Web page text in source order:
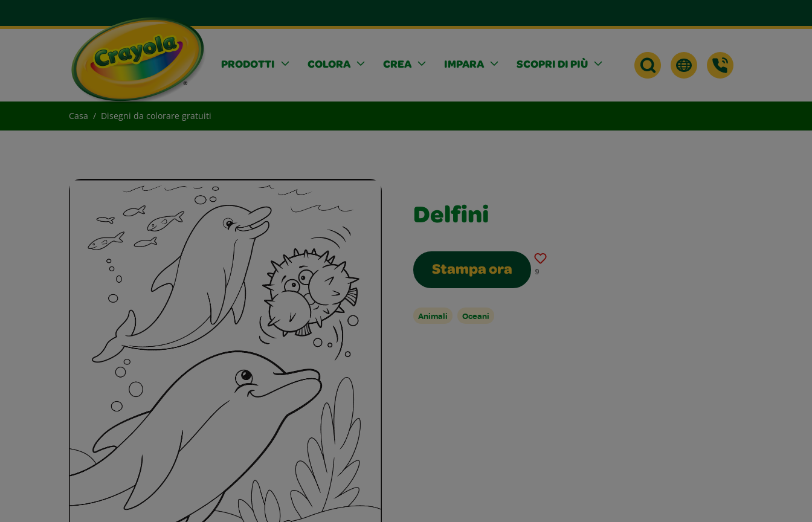
PRODOTTI COLORA CREA IMPARA SCOPRI DI PIÙ
Casa Disegni da colorare gratuiti
Delfini
Stampa ora 9
Animali Oceani